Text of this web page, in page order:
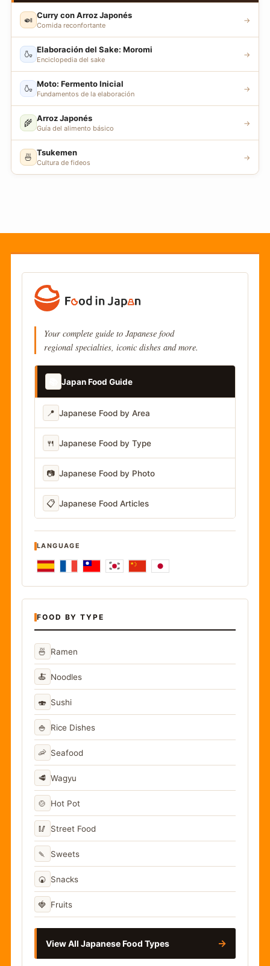
🍛 Curry con Arroz Japonés
Comida reconfortante
→
🍶 Elaboración del Sake: Moromi
Enciclopedia del sake
→
🍶 Moto: Fermento Inicial
Fundamentos de la elaboración
→
🌾 Arroz Japonés
Guía del alimento básico
→
🍜 Tsukemen
Cultura de fideos
→
Your complete guide to Japanese food
regional specialties, iconic dishes and more.
Japan Food Guide
📍 Japanese Food by Area
🍴 Japanese Food by Type
📷 Japanese Food by Photo
📋 Japanese Food Articles
LANGUAGE
FOOD BY TYPE
🍜 Ramen
🍝 Noodles
🍣 Sushi
🍚 Rice Dishes
🦐 Seafood
🥩 Wagyu
🍲 Hot Pot
🥢 Street Food
🍡 Sweets
🍘 Snacks
🍓 Fruits
View All Japanese Food Types →